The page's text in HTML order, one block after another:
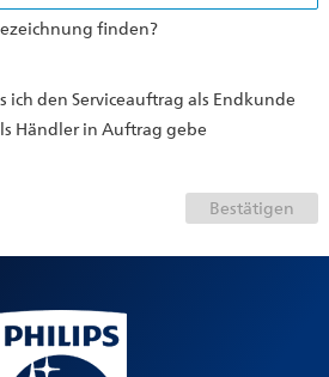
finden?
ich den Serviceauftrag als Endkunde
Händler in Auftrag gebe